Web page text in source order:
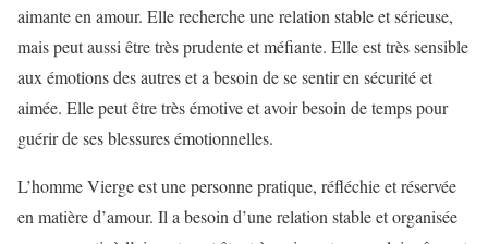
aimante en amour. Elle recherche une relation stable et sérieuse,
mais peut aussi être très prudente et méfiante. Elle est très sensible
aux émotions des autres et a besoin de se sentir en sécurité et
aimée. Elle peut être très émotive et avoir besoin de temps pour
guérir de ses blessures émotionnelles.
L’homme Vierge est une personne pratique, réfléchie et réservée
en matière d’amour. Il a besoin d’une relation stable et organisée